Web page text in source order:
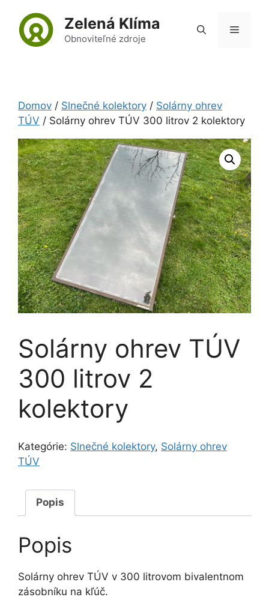
obsah
Zelená Klíma
Obnoviteľné zdroje
Menu
Domov / Slnečné kolektory / Solárny ohrev
TÚV / Solárny ohrev TÚV 300 litrov 2 kolektory
Solárny ohrev TÚV
300 litrov 2
kolektory
Kategórie: Slnečné kolektory, Solárny ohrev
TÚV
Popis
Popis
Solárny ohrev TÚV v 300 litrovom bivalentnom
zásobníku na kľúč.